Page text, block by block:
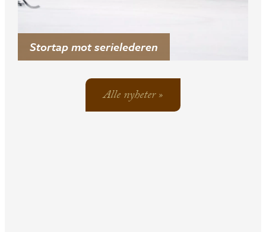
Stortap mot serielederen
Alle nyheter »